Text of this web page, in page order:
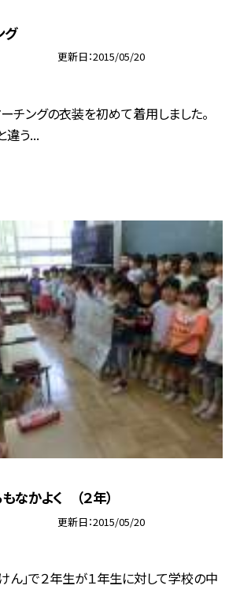
グ
更新日 2015/05/20
ーチングの衣装を初めて着用しました。
違う...
なかよく （２年）
更新日 2015/05/20
ん」で２年生が１年生に対して学校の中